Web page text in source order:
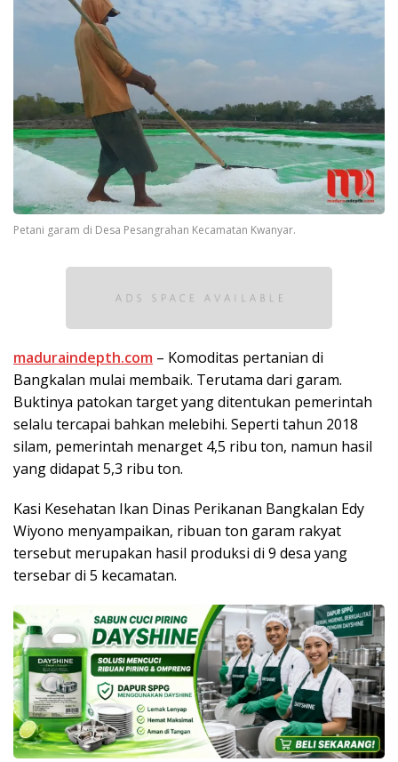
Petani garam di Desa Pesangrahan Kecamatan Kwanyar.
maduraindepth.com – Komoditas pertanian di
Bangkalan mulai membaik. Terutama dari garam.
Buktinya patokan target yang ditentukan pemerintah
selalu tercapai bahkan melebihi. Seperti tahun 2018
silam, pemerintah menarget 4,5 ribu ton, namun hasil
yang didapat 5,3 ribu ton.
Kasi Kesehatan Ikan Dinas Perikanan Bangkalan Edy
Wiyono menyampaikan, ribuan ton garam rakyat
tersebut merupakan hasil produksi di 9 desa yang
tersebar di 5 kecamatan.